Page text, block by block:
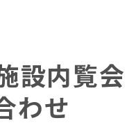
設内覧会
わせ